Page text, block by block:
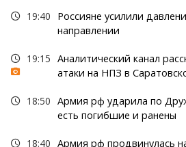
19:40
Россияне усилили
направлении
19:15 Аналитический канал
атаки на НПЗ в
18:50 Армия рф ударила по
есть погибшие и ранены
18:40 Армия рф продвинулась